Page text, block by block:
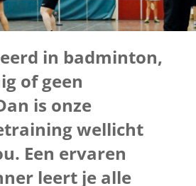
in badminton,
of geen
is onze
wellicht
Een ervaren
leert je alle